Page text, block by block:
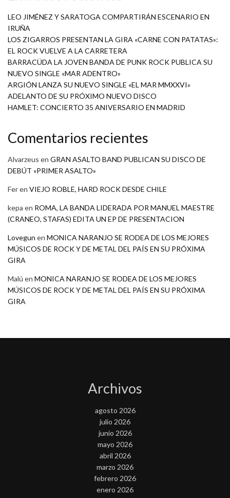
LEO JIMÉNEZ Y SARATOGA COMPARTIRÁN ESCENARIO EN
IRUÑA
LOS ZIGARROS PRESENTAN LA GIRA «CARNE CON PATATAS»:
EL ROCK VUELVE A LA CARRETERA
BARRACÜDA LA JOVEN BANDA DE PUNK ROCK PUBLICA SU
NUEVO SINGLE «MAR ADENTRO»
ARGIÓN LANZA SU NUEVO SINGLE «EL MAR MMXXVI»
ADELANTO DE SU PRÓXIMO NUEVO DISCO
HAMLET: CONCIERTO 35 ANIVERSARIO EN MADRID
Comentarios recientes
Alvarzeus en GRAN ASALTO BAND PUBLICAN SU DISCO DE
DEBÚT «PRIMER ASALTO»
Feren VIEJO ROBLE, HARD ROCK DESDE CHILE
kepa en ROMA, LA BANDA LIDERADA POR MANUEL MAESTRE
(CRANEO, STAFAS) EDITA UN EP DE PRESENTACION
Lovegun en MONICA NARANJO SE RODEA DE LOS MEJORES
MÚSICOS DE ROCK Y DE METAL DEL PAÍS EN SU PRÓXIMA
GIRA
Malú en MONICA NARANJO SE RODEA DE LOS MEJORES
MÚSICOS DE ROCK Y DE METAL DEL PAÍS EN SU PRÓXIMA
GIRA
Archivos
agosto 2026
julio 2026
junio 2026
mayo 2026
abril 2026
marzo 2026
febrero 2026
enero 2026